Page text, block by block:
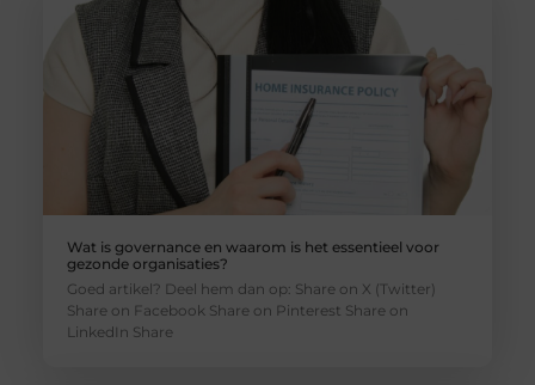
Wat is governance en waarom is het essentieel voor
gezonde organisaties?
Goed artikel? Deel hem dan op: Share on X (Twitter)
Share on Facebook Share on Pinterest Share on
LinkedIn Share